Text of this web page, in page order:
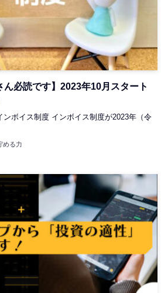
ん必読です】2023年10月スタート
ンボイス制度 インボイス制度が2023年（令
める力